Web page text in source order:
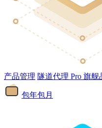
产品管理 隧道代理 Pro 旗舰
包年包月